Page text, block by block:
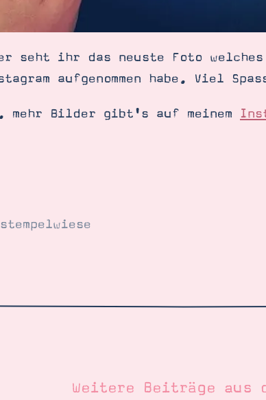
seht ihr das neuste Foto welches
aufgenommen habe. Viel
mehr Bilder gibt's auf meinem
stempelwiese
Weitere Beiträge aus